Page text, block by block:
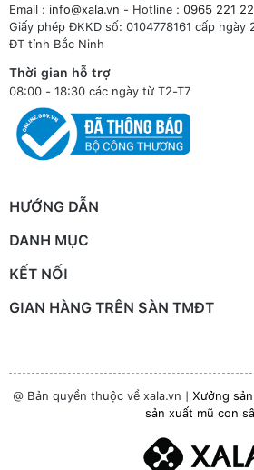
Email : info@xala.vn - Hotline : 0965 221
Giấy phép ĐKKD số: 0104778161 cấp ngày
ĐT tỉnh Bắc Ninh
Thời gian hỗ trợ
08:00 - 18:30 các ngày từ T2-T7
HƯỚNG DẪN
DANH MỤC
KẾT NỐI
GIAN HÀNG TRÊN SÀN TMĐT
@ Bản quyền thuộc về xala.vn | Xưởng
sản xuất mũ con